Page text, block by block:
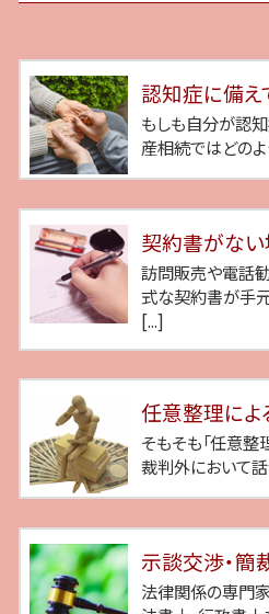
認知症に備え
もしも自分が認知
産相続ではどの
契約書がな
訪問販売や電話
式な契約書が手
[...]
任意整理によ
そもそも「任意整
裁判外において
示談交渉・簡
法律関係の専門